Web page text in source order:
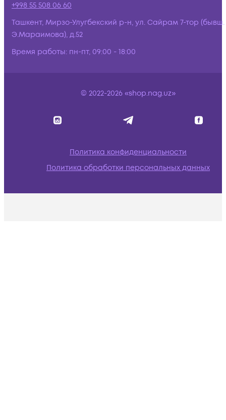
+998 55 508 06 60
Ташкент, Мирзо-Улугбекский р-н, ул. Сайрам 7-тор (бывш.
Э.Мараимова), д.52
Время работы: пн-пт, 09:00 - 18:00
© 2022-2026 «shop.nag.uz»
Политика конфиденциальности
Политика обработки персональных данных